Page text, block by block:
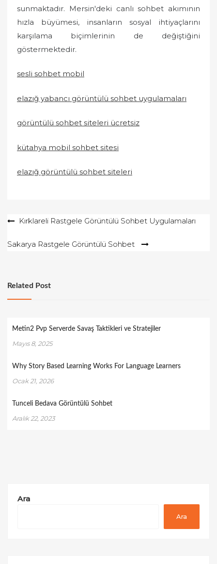
sunmaktadır. Mersin'deki canlı sohbet akımının
hızla büyümesi, insanların sosyal ihtiyaçlarını
karşılama biçimlerinin de değiştiğini
göstermektedir.
sesli sohbet mobil
elazığ yabancı görüntülü sohbet uygulamaları
görüntülü sohbet siteleri ücretsiz
kütahya mobil sohbet sitesi
elazığ görüntülü sohbet siteleri
YazıKırklareli Rastgele Görüntülü Sohbet Uygulamaları
Sakarya Rastgele Görüntülü Sohbet
Related Post
Metin2 Pvp Serverde Savaş Taktikleri ve Stratejiler
Mayıs 8, 2025
Why Story Based Learning Works For Language Learners
Ocak 21, 2026
Tunceli Bedava Görüntülü Sohbet
Aralık 22, 2023
Ara
Ara